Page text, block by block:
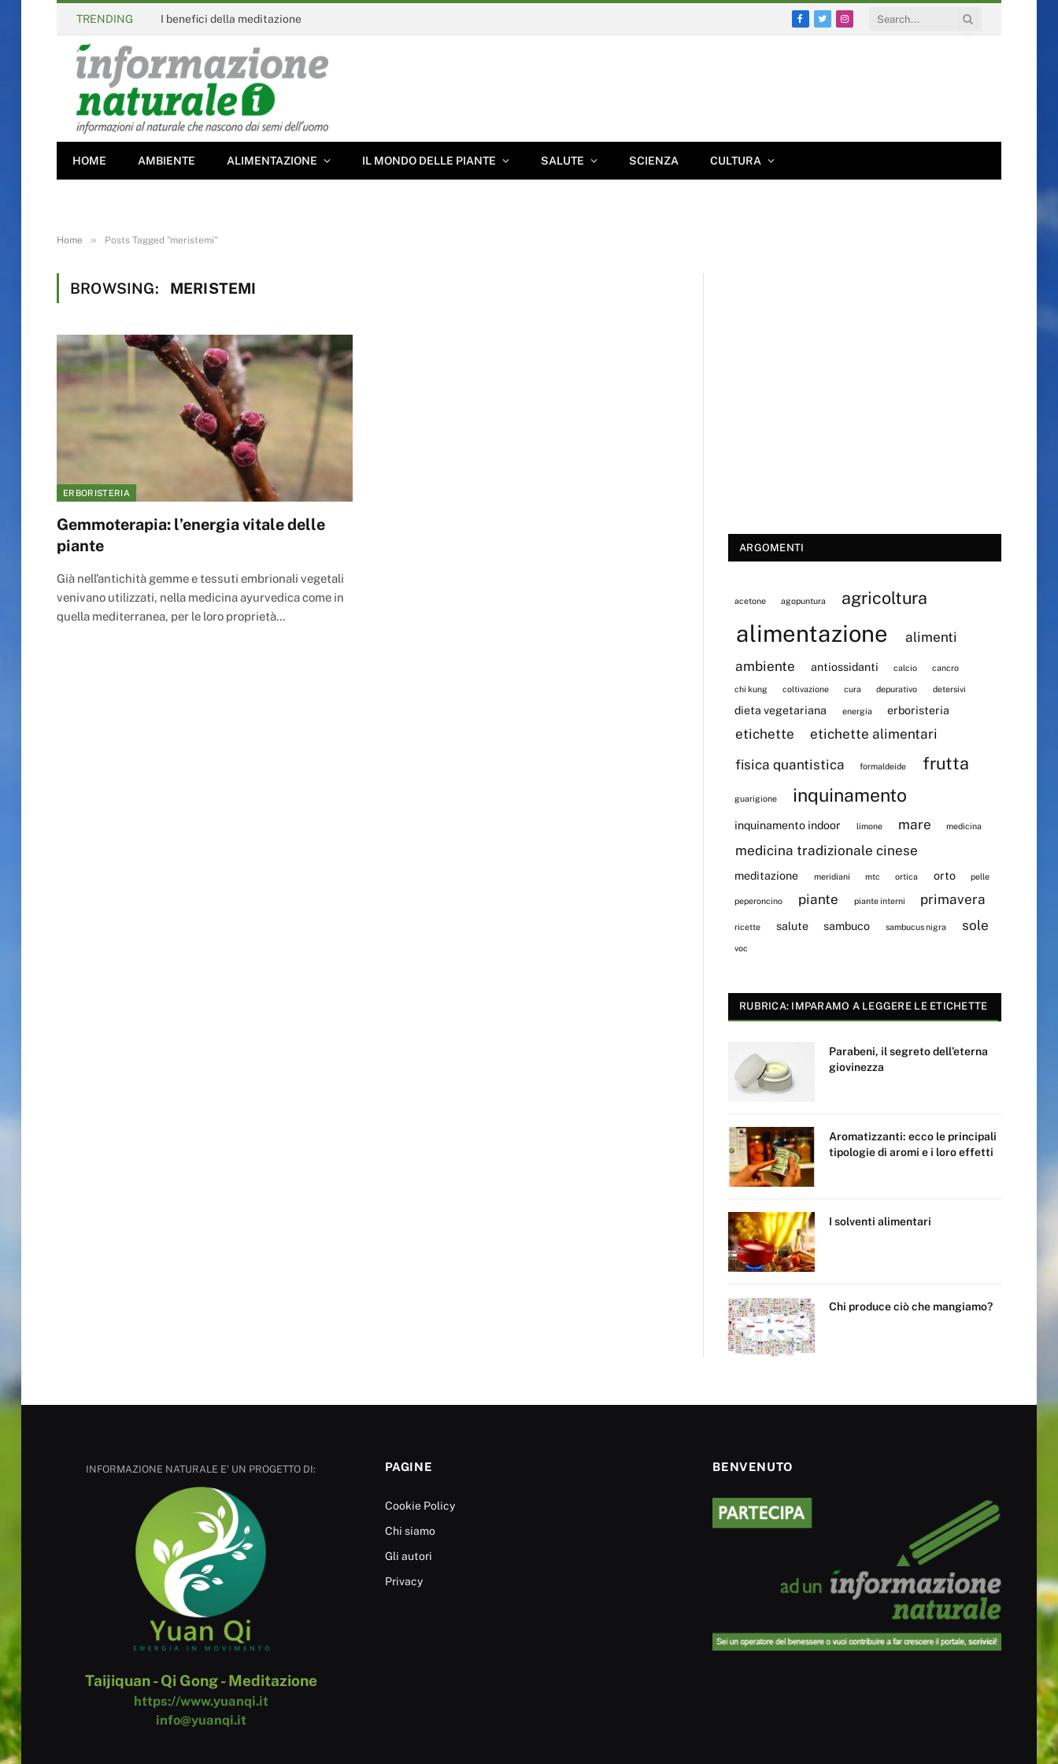
TRENDING I benefici della meditazione
Facebook
TwitterInstagram
HOME AMBIENTE ALIMENTAZIONE IL MONDO DELLE PIANTE SALUTE SCIENZA CULTURA
Home » Posts Tagged "meristemi"
BROWSING: MERISTEMI
ERBORISTERIA
Gemmoterapia: l’energia vitale delle
piante
Già nell’antichità gemme e tessuti embrionali vegetali
venivano utilizzati, nella medicina ayurvedica come in
quella mediterranea, per le loro proprietà…
ARGOMENTI
acetone agopuntura agricoltura
alimentazione
alimenti
ambiente
antiossidanti calcio cancro
chi kung coltivazione cura depurativo detersivi
dieta vegetariana energia erboristeria
etichette
etichette alimentari
fisica quantistica
formaldeide frutta
guarigione inquinamento
inquinamento indoor limone mare medicina
medicina tradizionale cinese
meditazione meridiani mtc ortica orto pelle
peperoncino piante piante interni primavera
ricette salute sambuco sambucus nigra sole
voc
RUBRICA: IMPARAMO A LEGGERE LE ETICHETTE
Parabeni, il segreto dell’eterna
giovinezza
Aromatizzanti: ecco le principali
tipologie di aromi e i loro effetti
I solventi alimentari
Chi produce ciò che mangiamo?
INFORMAZIONE NATURALE E' UN PROGETTO DI:
Taijiquan - Qi Gong - Meditazione
https://www.yuanqi.it
info@yuanqi.it
PAGINE
Cookie Policy
Chi siamo
Gli autori
Privacy
BENVENUTO